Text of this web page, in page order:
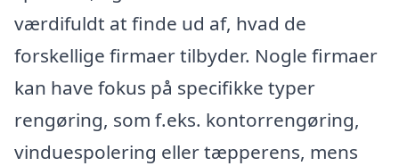
værdifuldt at finde ud af, hvad de
forskellige firmaer tilbyder. Nogle firmaer
kan have fokus på specifikke typer
rengøring, som f.eks. kontorrengøring,
vinduespolering eller tæpperens, mens